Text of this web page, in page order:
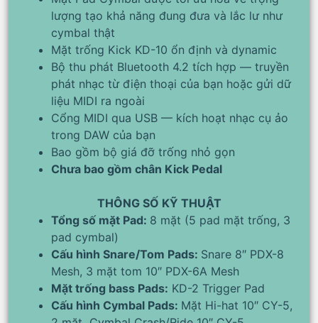
lượng tạo khả năng đung đưa và lắc lư như
cymbal thật
Mặt trống Kick KD-10 ổn định và dynamic
Bộ thu phát Bluetooth 4.2 tích hợp — truyền
phát nhạc từ điện thoại của bạn hoặc gửi dữ
liệu MIDI ra ngoài
Cổng MIDI qua USB — kích hoạt nhạc cụ ảo
trong DAW của bạn
Bao gồm bộ giá đỡ trống nhỏ gọn
Chưa bao gồm chân Kick Pedal
THÔNG SỐ KỸ THUẬT
Tổng số mặt Pad: 8 mặt (5 pad mặt trống, 3
pad cymbal)
Cấu hình Snare/Tom Pads: Snare 8″ PDX-8
Mesh, 3 mặt tom 10″ PDX-6A Mesh
Mặt trống bass Pads: KD-2 Trigger Pad
Cấu hình Cymbal Pads: Mặt Hi-hat 10″ CY-5,